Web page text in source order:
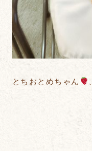
とちおとめちゃん